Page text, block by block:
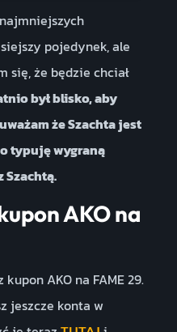
pojedynek, ale
się, że będzie chciał
był blisko, aby
że Szachta jest
typuję wygraną
Szachtą.
AKO na
AKO na FAME 29.
jeszcze konta w